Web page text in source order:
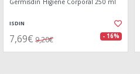
Germisdin Higiene Corporal 250 ml
ISDIN
7,69€ 9,20€ - 16%